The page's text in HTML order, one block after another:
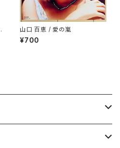
山口 百恵 / 愛の嵐
¥700